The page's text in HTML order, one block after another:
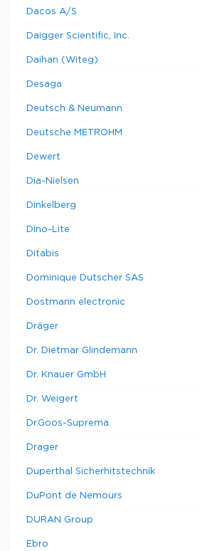
Dacos A/S
Daigger Scientific, Inc.
Daihan (Witeg)
Desaga
Deutsch & Neumann
Deutsche METROHM
Dewert
Dia-Nielsen
Dinkelberg
Dino-Lite
Ditabis
Dominique Dutscher SAS
Dostmann electronic
Dräger
Dr. Dietmar Glindemann
Dr. Knauer GmbH
Dr. Weigert
Dr.Goos-Suprema
Drager
Duperthal Sicherhitstechnik
DuPont de Nemours
DURAN Group
Ebro